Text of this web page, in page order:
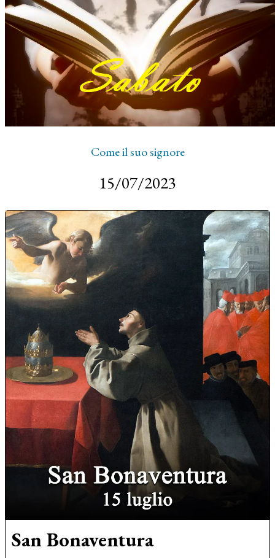
Come il suo signore
15/07/2023
San Bonaventura